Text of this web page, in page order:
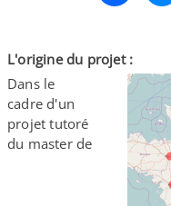
L'origine du projet :
Dans le
cadre d'un
projet tutoré
du master de